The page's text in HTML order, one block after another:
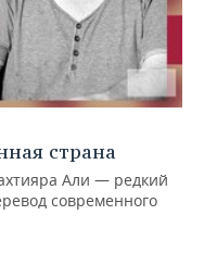
страна
Али — редкий
современного